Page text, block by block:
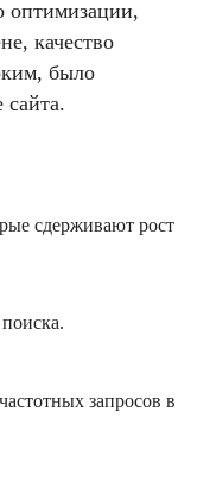
оптимизации,
качество
было
сайта.
сдерживают рост
запросов в